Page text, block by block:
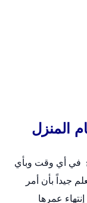
المنزل
في أي وقت وبأي
جيداً بأن أمر
عمرها